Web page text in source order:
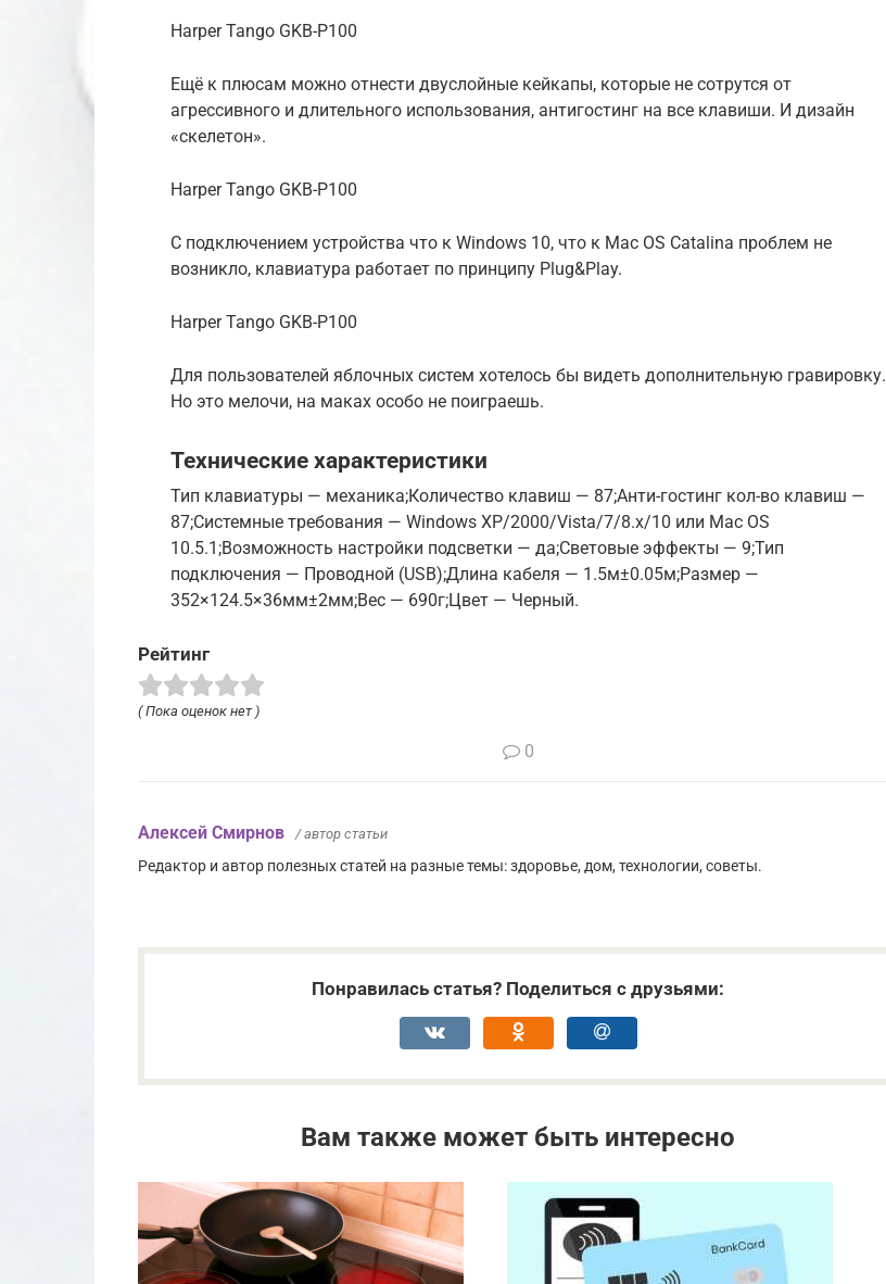
Harper Tango GKB-P100
Ещё к плюсам можно отнести двуслойные кейкапы, которые не сотрутся от
агрессивного и длительного использования, антигостинг на все клавиши. И дизайн
«скелетон».
Harper Tango GKB-P100
С подключением устройства что к Windows 10, что к Mac OS Catalina проблем не
возникло, клавиатура работает по принципу Plug&Play.
Harper Tango GKB-P100
Для пользователей яблочных систем хотелось бы видеть дополнительную гравировку.
Но это мелочи, на маках особо не поиграешь.
Технические характеристики
Тип клавиатуры — механика;Количество клавиш — 87;Анти-гостинг кол-во клавиш —
87;Системные требования — Windows XP/2000/Vista/7/8.x/10 или Mac OS
10.5.1;Возможность настройки подсветки — да;Световые эффекты — 9;Тип
подключения — Проводной (USB);Длина кабеля — 1.5м±0.05м;Размер —
352×124.5×36мм±2мм;Вес — 690г;Цвет — Черный.
Рейтинг
( Пока оценок нет )
0
Алексей Смирнов / автор статьи
Редактор и автор полезных статей на разные темы: здоровье, дом, технологии, советы.
Понравилась статья? Поделиться с друзьями:
Вам также может быть интересно